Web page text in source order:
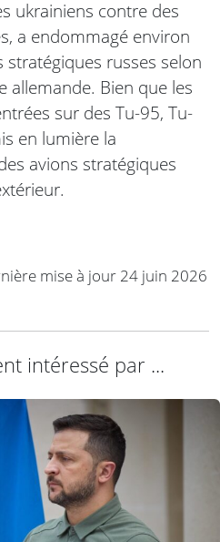
ukrainiens contre des
a endommagé environ
russes selon
allemande. Bien que les
sur des Tu-95, Tu-
en lumière la
avions stratégiques
mise à jour 24 juin 2026
intéressé par ...